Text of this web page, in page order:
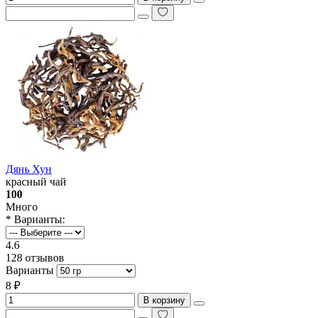
Дянь Хун
красный чай
100
Много
* Варианты:
4.6
128 отзывов
Варианты
8 ₽
В корзину